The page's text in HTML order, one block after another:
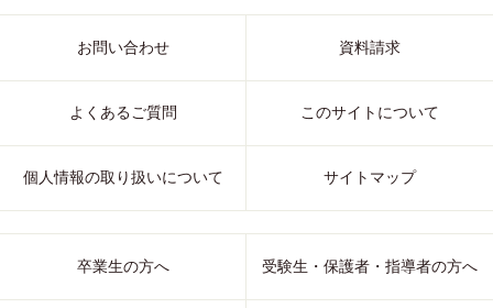
お問い合わせ 資料請求
よくあるご質問 このサイトについて
個人情報の取り扱いについて サイトマップ
卒業生の方へ 受験生・保護者・指導者の方へ